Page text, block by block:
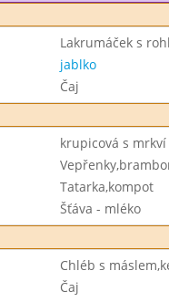
Lakrumáček s
jablko
Čaj
krupicová s mrkví
Tatarka,kompot
Šťáva - mléko
Chléb s
Čaj